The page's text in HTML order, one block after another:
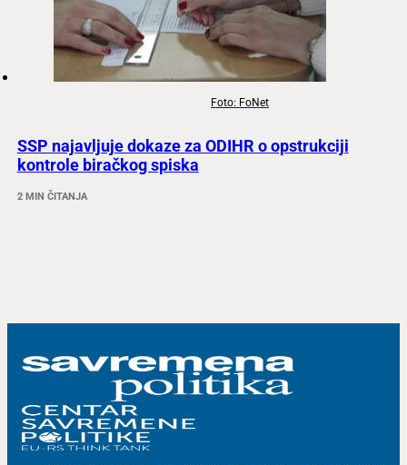
Foto: FoNet
SSP najavljuje dokaze za ODIHR o opstrukciji
kontrole biračkog spiska
2 MIN ČITANJA